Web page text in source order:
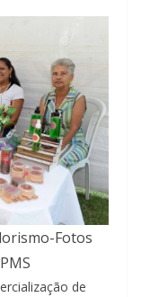
Fotos
de